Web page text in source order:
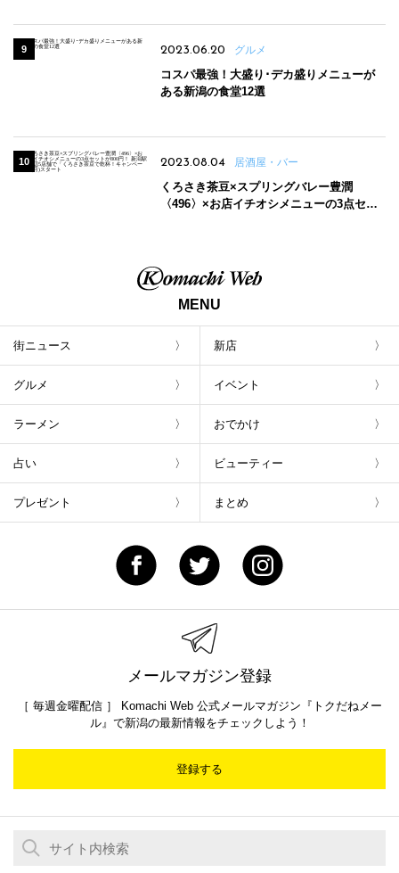
2023.06.20 グルメ
コスパ最強！大盛り･デカ盛りメニューが
ある新潟の食堂12選
2023.08.04 居酒屋・バー
くろさき茶豆×スプリングバレー豊潤
〈496〉×お店イチオシメニューの3点セッ
MENU
街ニュース 新店
グルメ イベント
ラーメン おでかけ
占い ビューティー
プレゼント まとめ
メールマガジン登録
［ 毎週金曜配信 ］ Komachi Web 公式メールマガジン『トクだねメー
ル』で新潟の最新情報をチェックしよう！
登録する